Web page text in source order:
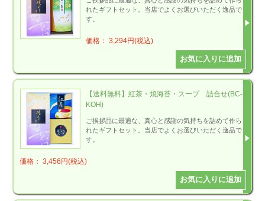
れたギフトセット。当店でよくお選びいただく逸品で
す。
価格： 3,294円(税込)
【送料無料】紅茶・焼海苔・スープ 詰合せ(BC-
KOH)
ご挨拶品に最適な、真心と感謝の気持ちを詰めて作ら
れたギフトセット。当店でよくお選びいただく逸品で
す。
価格： 3,456円(税込)